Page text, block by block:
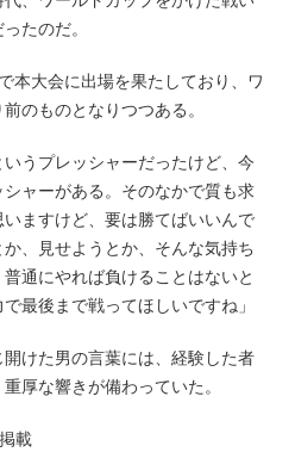
たのだ。
本大会に出場を果たしており、ワ
のものとなりつつある。
いうプレッシャーだったけど、今
ャーがある。そのなかで質も求
ますけど、要は勝てばいいんで
、見せようとか、そんな気持ち
通にやれば負けることはないと
最後まで戦ってほしいですね」
けた男の言葉には、経験した者
厚な響きが備わっていた。
載